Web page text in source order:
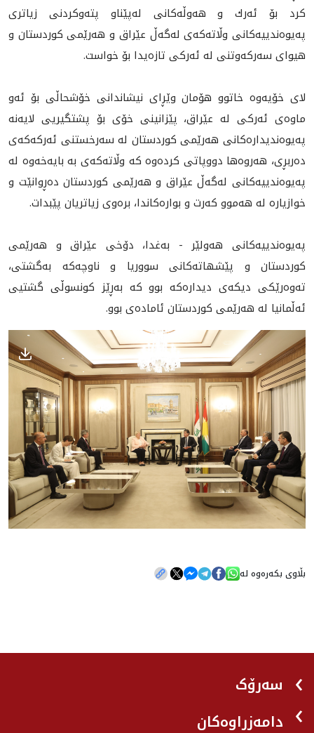
كرد بۆ ئه‌رك و هه‌وڵه‌كانى له‌پێناو پته‌وكردنى زياترى
په‌يوه‌ندييه‌كانى وڵاته‌كه‌ى له‌گه‌ڵ عێراق و هه‌رێمى كوردستان و
هيواى سه‌ركه‌وتنى له‌ ئه‌ركى تازه‌يدا بۆ خواست.
لاى خۆيه‌وه‌ خاتوو هۆمان وێڕاى نيشاندانى خۆشحاڵى بۆ ئه‌و
ماوه‌ى ئه‌ركى له‌ عێراق، پێزانينى خۆى بۆ پشتگيريى لايه‌نه‌
په‌يوه‌نديداره‌كانى هه‌رێمى كوردستان له‌ سه‌رخستنى ئه‌ركه‌كه‌ى
ده‌ربڕى، هه‌روه‌ها دووپاتى كرده‌وه‌ كه‌ وڵاته‌كه‌ى به‌ بايه‌خه‌وه‌ له
په‌يوه‌ندييه‌كانى له‌گه‌ڵ عێراق و هه‌رێمى كوردستان ده‌ڕوانێت و
خوازياره‌ له‌ هه‌موو كه‌رت و بواره‌كاندا، بره‌وى زياتريان پێبدات.
په‌یوه‌ندییه‌کانی هه‌ولێر - به‌غدا، دۆخى عێراق و هه‌رێمى
كوردستان و پێشهاته‌کانی سووریا و ناوچه‌كه‌ به‌گشتى،
ته‌وه‌رێكى ديكه‌ى ديداره‌كه‌ بوو که‌ به‌ڕێز کونسوڵی گشتیی
ئه‌ڵمانیا له‌ هه‌رێمی کوردستان ئاماده‌ی بوو.
بڵاوی بکەرەوە لە
سەرۆک
دامەزراوەکان